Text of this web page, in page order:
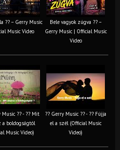
?? – Gerry Music
Music Video
Bele vagyok zúgva ?? –
Gerry Music | Official Music
Video
Music ?? - ?? Mit
a boldogságtól
Music Video)
?? Gerry Music ?? - ?? Fújja
el a szél (Official Music
Video)